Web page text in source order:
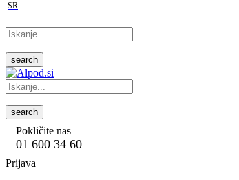
SR
search
search
Pokličite nas
01 600 34 60
Prijava